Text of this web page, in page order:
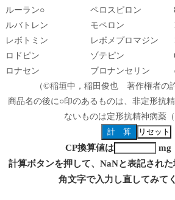
ルーラン○ ペロスピロン
ルバトレン
モペロン
レボトミン
レボメプロマジン
ロドピン
ゾテピン
ロナセン
ブロナンセリン
（©稲垣中，稲田俊也 著作権者の
商品名の後に○印のあるものは、非定形抗
ないものは定形抗精神病薬（
CP換算値は
mg
計算ボタンを押して、NaNと表記され
角文字で入力し直してみて